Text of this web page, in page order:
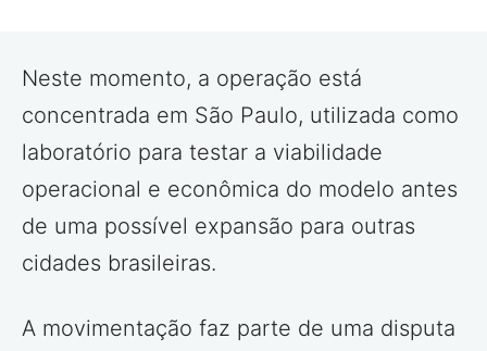
Neste momento, a operação está
concentrada em São Paulo, utilizada como
laboratório para testar a viabilidade
operacional e econômica do modelo antes
de uma possível expansão para outras
cidades brasileiras.
A movimentação faz parte de uma disputa